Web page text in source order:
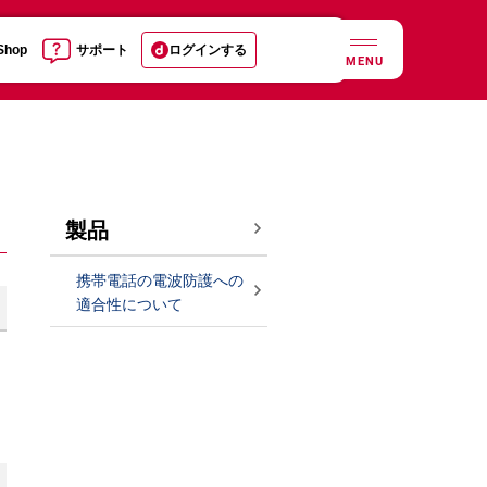
サポート ログインする
MENU
製品
携帯電話の電波防護への
適合性について